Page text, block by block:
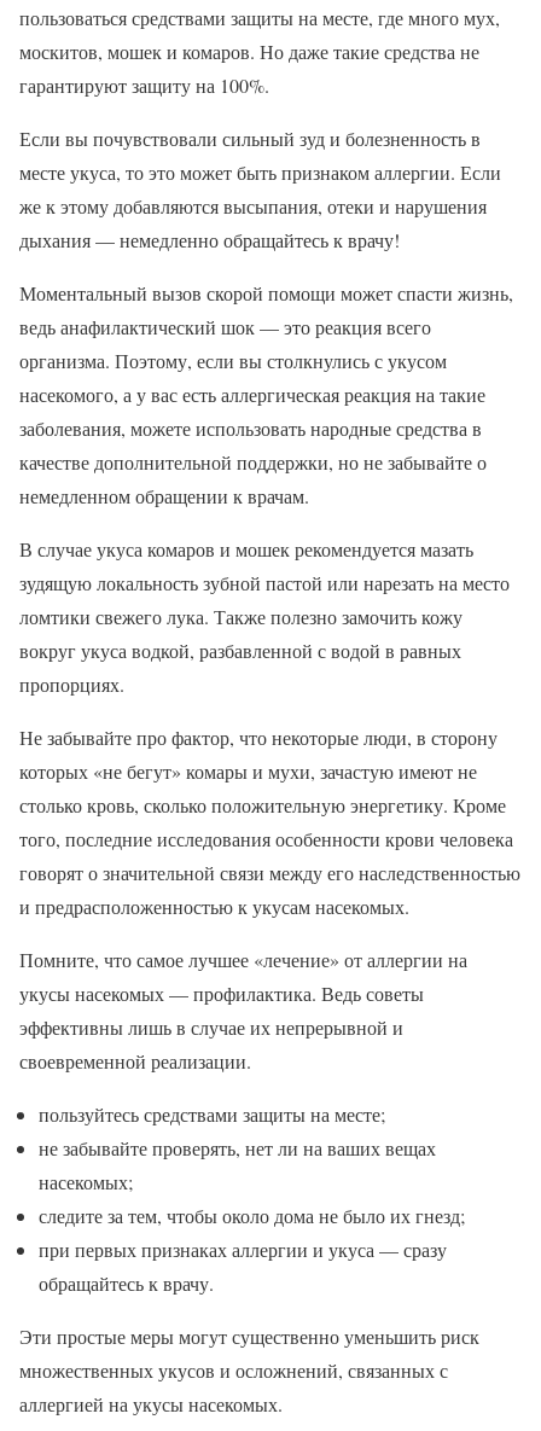
пользоваться средствами защиты на месте, где много мух,
москитов, мошек и комаров. Но даже такие средства не
гарантируют защиту на 100%.
Если вы почувствовали сильный зуд и болезненность в
месте укуса, то это может быть признаком аллергии. Если
же к этому добавляются высыпания, отеки и нарушения
дыхания — немедленно обращайтесь к врачу!
Моментальный вызов скорой помощи может спасти жизнь,
ведь анафилактический шок — это реакция всего
организма. Поэтому, если вы столкнулись с укусом
насекомого, а у вас есть аллергическая реакция на такие
заболевания, можете использовать народные средства в
качестве дополнительной поддержки, но не забывайте о
немедленном обращении к врачам.
В случае укуса комаров и мошек рекомендуется мазать
зудящую локальность зубной пастой или нарезать на место
ломтики свежего лука. Также полезно замочить кожу
вокруг укуса водкой, разбавленной с водой в равных
пропорциях.
Не забывайте про фактор, что некоторые люди, в сторону
которых «не бегут» комары и мухи, зачастую имеют не
столько кровь, сколько положительную энергетику. Кроме
того, последние исследования особенности крови человека
говорят о значительной связи между его наследственностью
и предрасположенностью к укусам насекомых.
Помните, что самое лучшее «лечение» от аллергии на
укусы насекомых — профилактика. Ведь советы
эффективны лишь в случае их непрерывной и
своевременной реализации.
пользуйтесь средствами защиты на месте;
не забывайте проверять, нет ли на ваших вещах
насекомых;
следите за тем, чтобы около дома не было их гнезд;
при первых признаках аллергии и укуса — сразу
обращайтесь к врачу.
Эти простые меры могут существенно уменьшить риск
множественных укусов и осложнений, связанных с
аллергией на укусы насекомых.